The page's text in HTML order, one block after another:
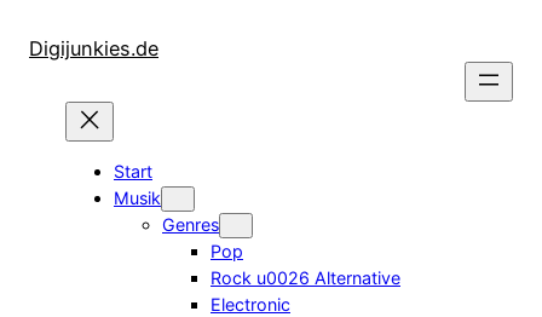
InhaltDigijunkies.de
Start
Musik
Genres
Pop
Rock u0026 Alternative
Electronic